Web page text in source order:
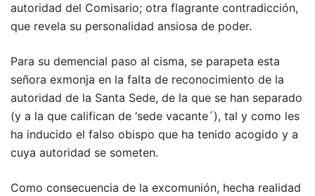
autoridad del Comisario; otra flagrante contradicción,
que revela su personalidad ansiosa de poder.
Para su demencial paso al cisma, se parapeta esta
señora exmonja en la falta de reconocimiento de la
autoridad de la Santa Sede, de la que se han separado
(y a la que califican de ‘sede vacante´), tal y como les
ha inducido el falso obispo que ha tenido acogido y a
cuya autoridad se someten.
Como consecuencia de la excomunión, hecha realidad